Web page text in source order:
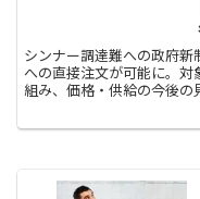
シンナー調達難への政府
への直接注文が可能に。
組み、価格・供給の今後